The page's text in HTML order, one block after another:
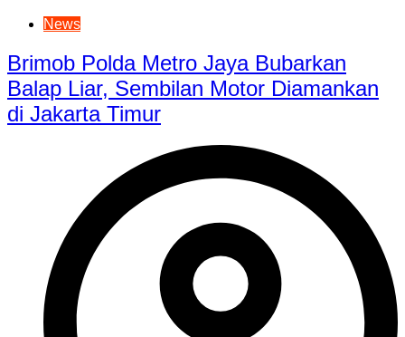
News
Brimob Polda Metro Jaya Bubarkan
Balap Liar, Sembilan Motor Diamankan
di Jakarta Timur